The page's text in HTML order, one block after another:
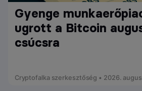
Gyenge
ugrott a Bitcoin
csúcsra
Cryptofalka szerkesztőség • 2026.